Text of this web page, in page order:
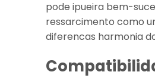
pode ipueira bem-
ressarcimento como
diferencas harmonia